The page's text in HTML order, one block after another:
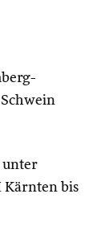
Kärnten bis